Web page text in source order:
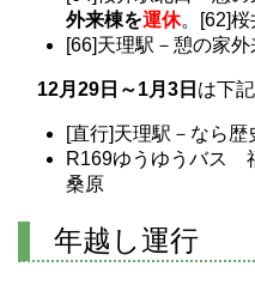
外来棟を運休。[62]桜
[66]天理駅－憩の家
12月29日～1月3日 は下
[直行]天理駅－なら
R169ゆうゆうバス
桑原
年越し運行